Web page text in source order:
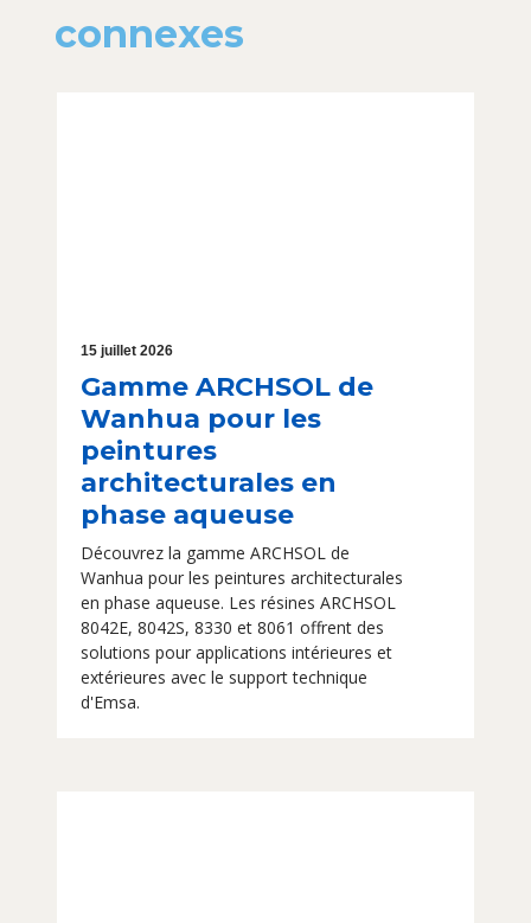
connexes
15 juillet 2026
Gamme ARCHSOL de
Wanhua pour les
peintures
architecturales en
phase aqueuse
Découvrez la gamme ARCHSOL de
Wanhua pour les peintures architecturales
en phase aqueuse. Les résines ARCHSOL
8042E, 8042S, 8330 et 8061 offrent des
solutions pour applications intérieures et
extérieures avec le support technique
d'Emsa.